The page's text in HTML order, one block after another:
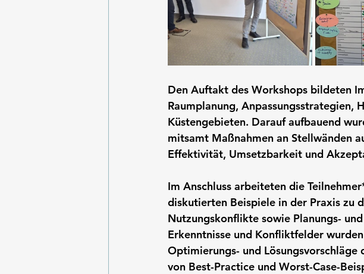
Den Auftakt des Workshops bildeten
Raumplanung, Anpassungsstrategien,
Küstengebieten. Darauf aufbauend
mitsamt Maßnahmen an Stellwänden
Effektivität, Umsetzbarkeit und
Im Anschluss arbeiteten die
diskutierten Beispiele in der Praxis zu
Nutzungskonflikte sowie Planungs-
Erkenntnisse und Konfliktfelder
Optimierungs- und
von Best-Practice und Worst-Case-